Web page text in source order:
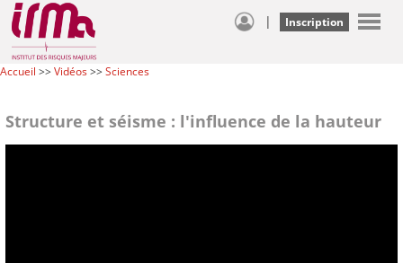
| Inscription
Accueil >>Vidéos>>Sciences
Structure et séisme : l'influence de la hauteur